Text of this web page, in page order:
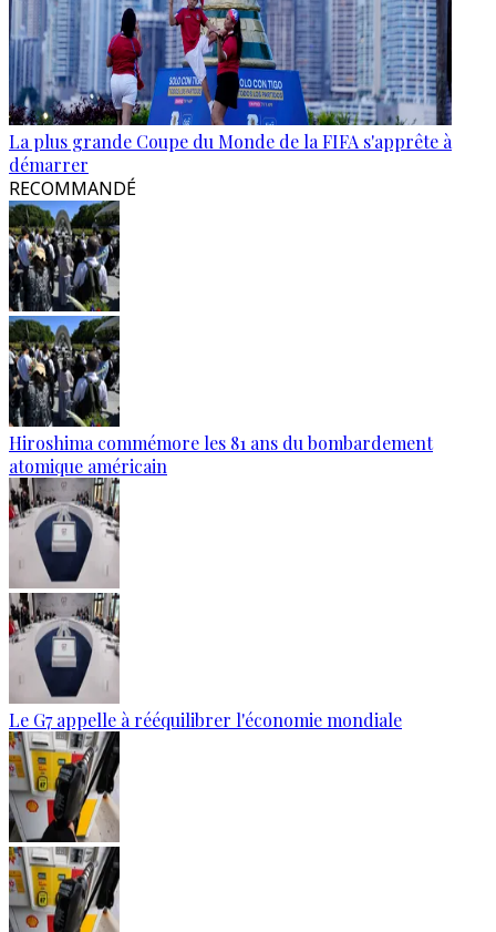
La plus grande Coupe du Monde de la FIFA s'apprête à
démarrer
RECOMMANDÉ
Hiroshima commémore les 81 ans du bombardement
atomique américain
Le G7 appelle à rééquilibrer l'économie mondiale